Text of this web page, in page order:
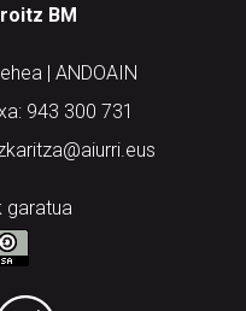
BM
| ANDOAIN
943 300 731
garatua